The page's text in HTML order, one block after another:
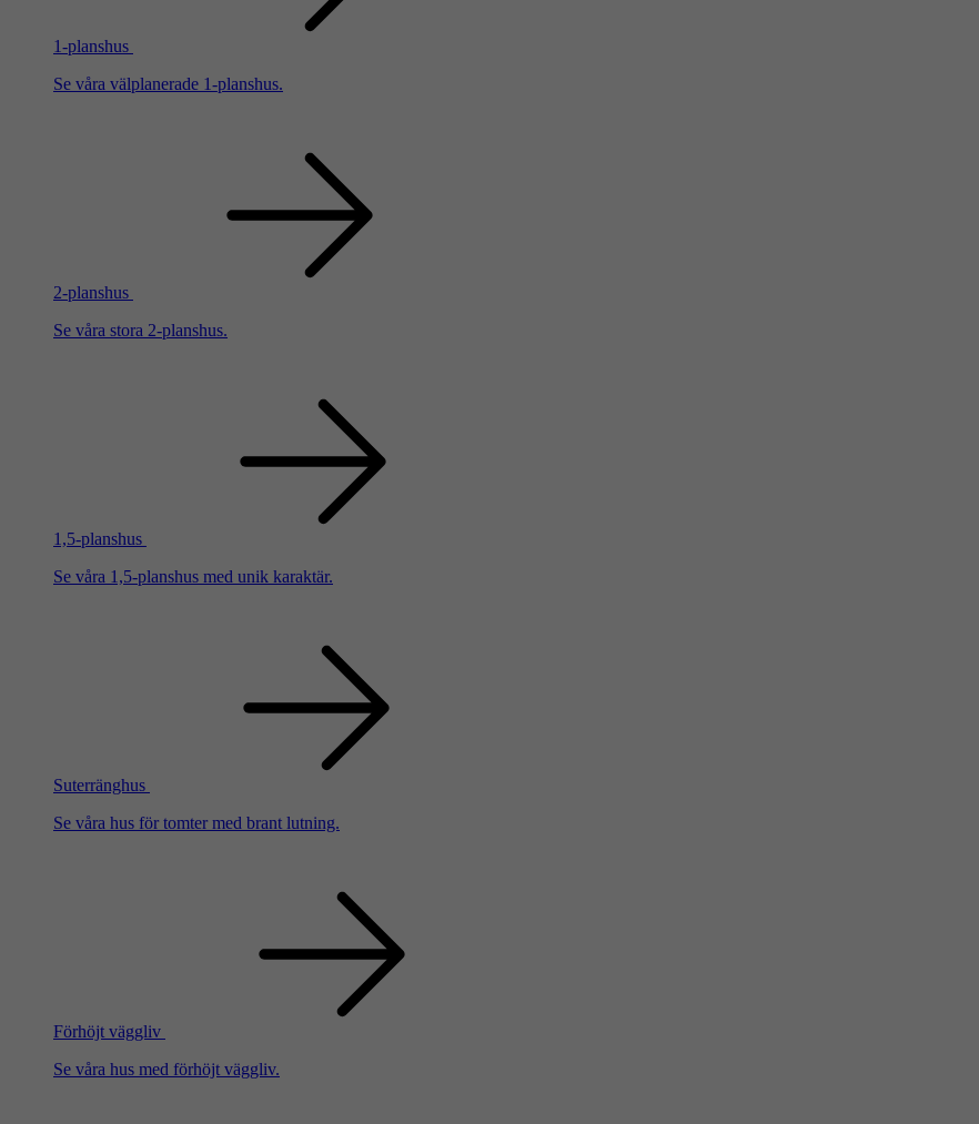
1-planshus
Se våra välplanerade 1-planshus.
2-planshus
Se våra stora 2-planshus.
1,5-planshus
Se våra 1,5-planshus med unik karaktär.
Suterränghus
Se våra hus för tomter med brant lutning.
Förhöjt väggliv
Se våra hus med förhöjt väggliv.